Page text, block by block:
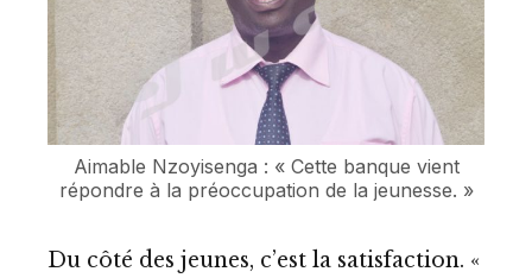
Aimable Nzoyisenga : « Cette banque vient
répondre à la préoccupation de la jeunesse. »
Du côté des jeunes, c’est la satisfaction. «